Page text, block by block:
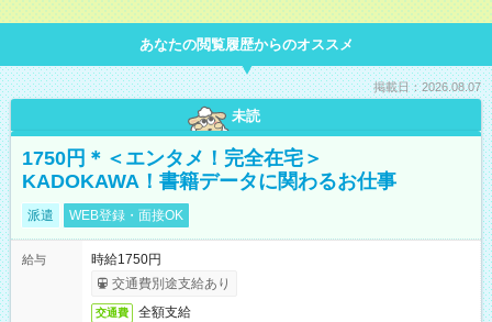
あなたの閲覧履歴からのオススメ
掲載日：2026.08.07
未読
1750円＊＜エンタメ！完全在宅＞
KADOKAWA！書籍データに関わるお仕事
派遣 WEB登録・面接OK
給与
時給1750円
交通費別途支給あり
交通費 全額支給